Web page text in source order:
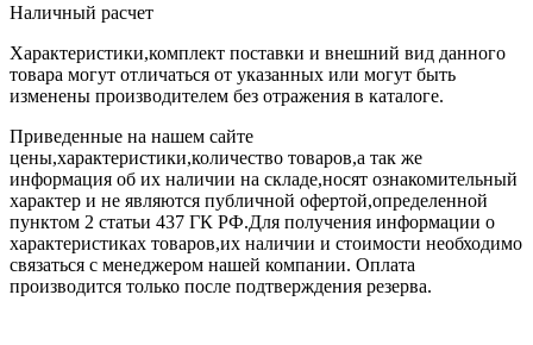
Наличный расчет
Характеристики,комплект поставки и внешний вид данного
товара могут отличаться от указанных или могут быть
изменены производителем без отражения в каталоге.
Приведенные на нашем сайте
цены,характеристики,количество товаров,а так же
информация об их наличии на складе,носят ознакомительный
характер и не являются публичной офертой,определенной
пунктом 2 статьи 437 ГК РФ.Для получения информации о
характеристиках товаров,их наличии и стоимости необходимо
связаться с менеджером нашей компании. Оплата
производится только после подтверждения резерва.